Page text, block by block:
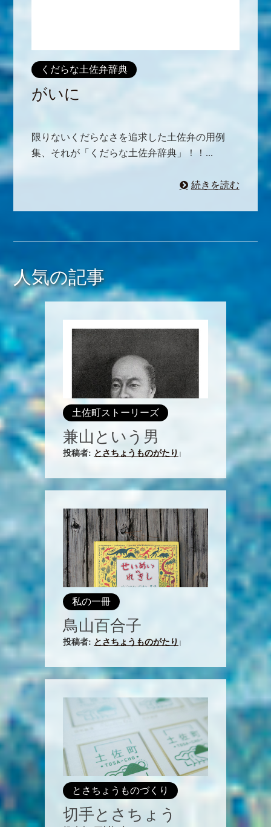
くだらな土佐弁辞典
がいに
限りないくだらなさを追求した土佐弁の用例
集、それが「くだらな土佐弁辞典」！！...
続きを読む
人気の記事
土佐町ストーリーズ
兼山という男
投稿者: とさちょうものがたり
私の一冊
鳥山百合子
投稿者: とさちょうものがたり
とさちょうものづくり
切手とさちょう